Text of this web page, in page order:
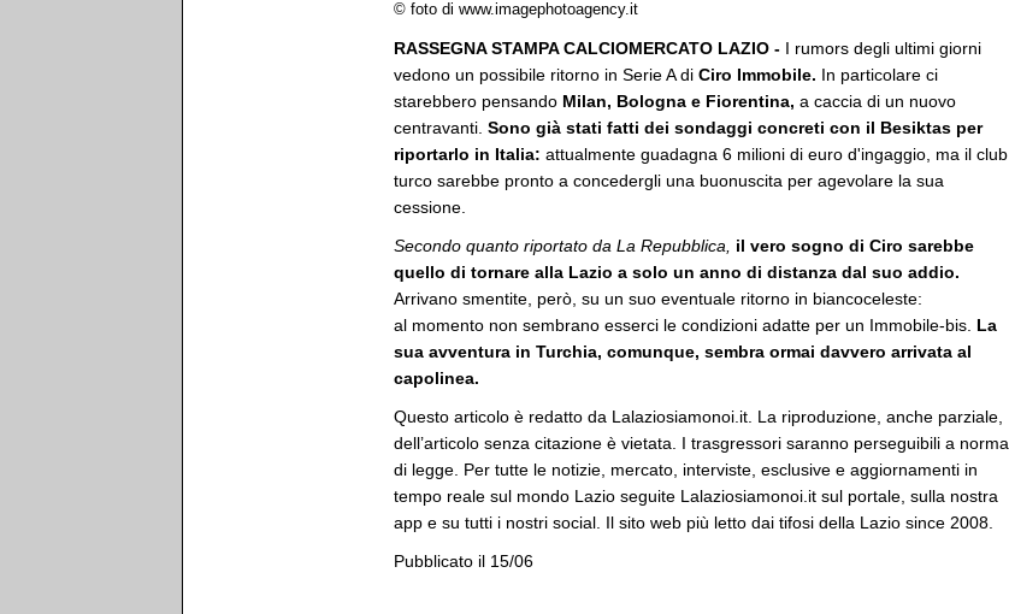
© foto di www.imagephotoagency.it
RASSEGNA STAMPA CALCIOMERCATO LAZIO - I rumors degli ultimi giorni
vedono un possibile ritorno in Serie A di Ciro Immobile. In particolare ci
starebbero pensando Milan, Bologna e Fiorentina, a caccia di un nuovo
centravanti. Sono già stati fatti dei sondaggi concreti con il Besiktas per
riportarlo in Italia: attualmente guadagna 6 milioni di euro d'ingaggio, ma il club
turco sarebbe pronto a concedergli una buonuscita per agevolare la sua
cessione.
Secondo quanto riportato da La Repubblica,
il vero sogno di Ciro sarebbe
quello di tornare alla Lazio a solo un anno di distanza dal suo addio.
Arrivano smentite, però, su un suo eventuale ritorno in biancoceleste:
al momento non sembrano esserci le condizioni adatte per un Immobile-bis. La
sua avventura in Turchia, comunque, sembra ormai davvero arrivata al
capolinea.
Questo articolo è redatto da Lalaziosiamonoi.it. La riproduzione, anche parziale,
dell’articolo senza citazione è vietata. I trasgressori saranno perseguibili a norma
di legge. Per tutte le notizie, mercato, interviste, esclusive e aggiornamenti in
tempo reale sul mondo Lazio seguite Lalaziosiamonoi.it sul portale, sulla nostra
app e su tutti i nostri social. Il sito web più letto dai tifosi della Lazio since 2008.
Pubblicato il 15/06